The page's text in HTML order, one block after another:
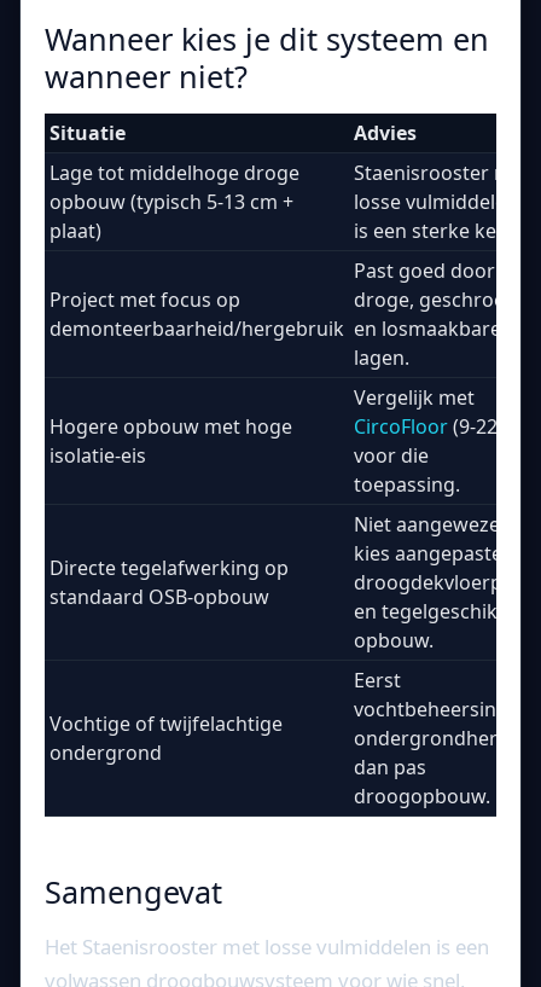
Wanneer kies je dit systeem en
wanneer niet?
Situatie
Advies
Lage tot middelhoge droge
opbouw (typisch 5-13 cm +
plaat)
Staenisrooster met
losse vulmiddelen
is een sterke keuze.
Project met focus op
demonteerbaarheid/hergebruik
Past goed door
droge, geschroefde
en losmaakbare
lagen.
Hogere opbouw met hoge
isolatie-eis
Vergelijk met
CircoFloor(9-22 cm)
voor die
toepassing.
Directe tegelafwerking op
standaard OSB-opbouw
Niet aangewezen;
kies aangepaste
droogdekvloerplaat
en tegelgeschikte
opbouw.
Vochtige of twijfelachtige
ondergrond
Eerst
vochtbeheersing en
ondergrondherstel,
dan pas
droogopbouw.
Samengevat
Het Staenisrooster met losse vulmiddelen is een
volwassen droogbouwsysteem voor wie snel,